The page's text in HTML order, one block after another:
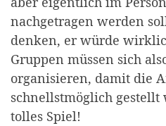
nachgetragen werden
denken, er würde
Gruppen müssen sich
organisieren, damit die
schnellstmöglich
tolles Spiel!